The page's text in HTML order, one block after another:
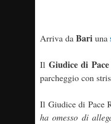
Arriva da Bari una
Il Giudice di Pace
parcheggio con
Il Giudice di Pace
ha omesso di